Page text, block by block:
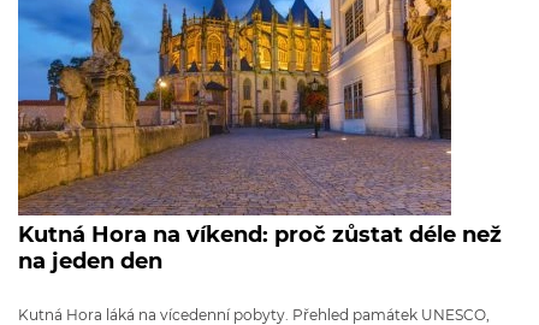
Kutná Hora na víkend: proč zůstat déle než
na jeden den
Kutná Hora láká na vícedenní pobyty. Přehled památek UNESCO,